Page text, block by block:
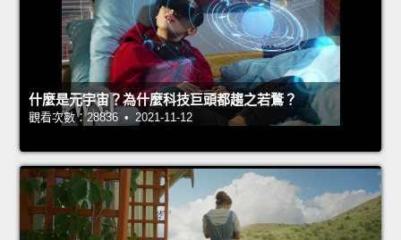
什麼是元宇宙？為什麼科技巨頭都趨之若鶩？
觀看次數：28836 • 2021-11-12